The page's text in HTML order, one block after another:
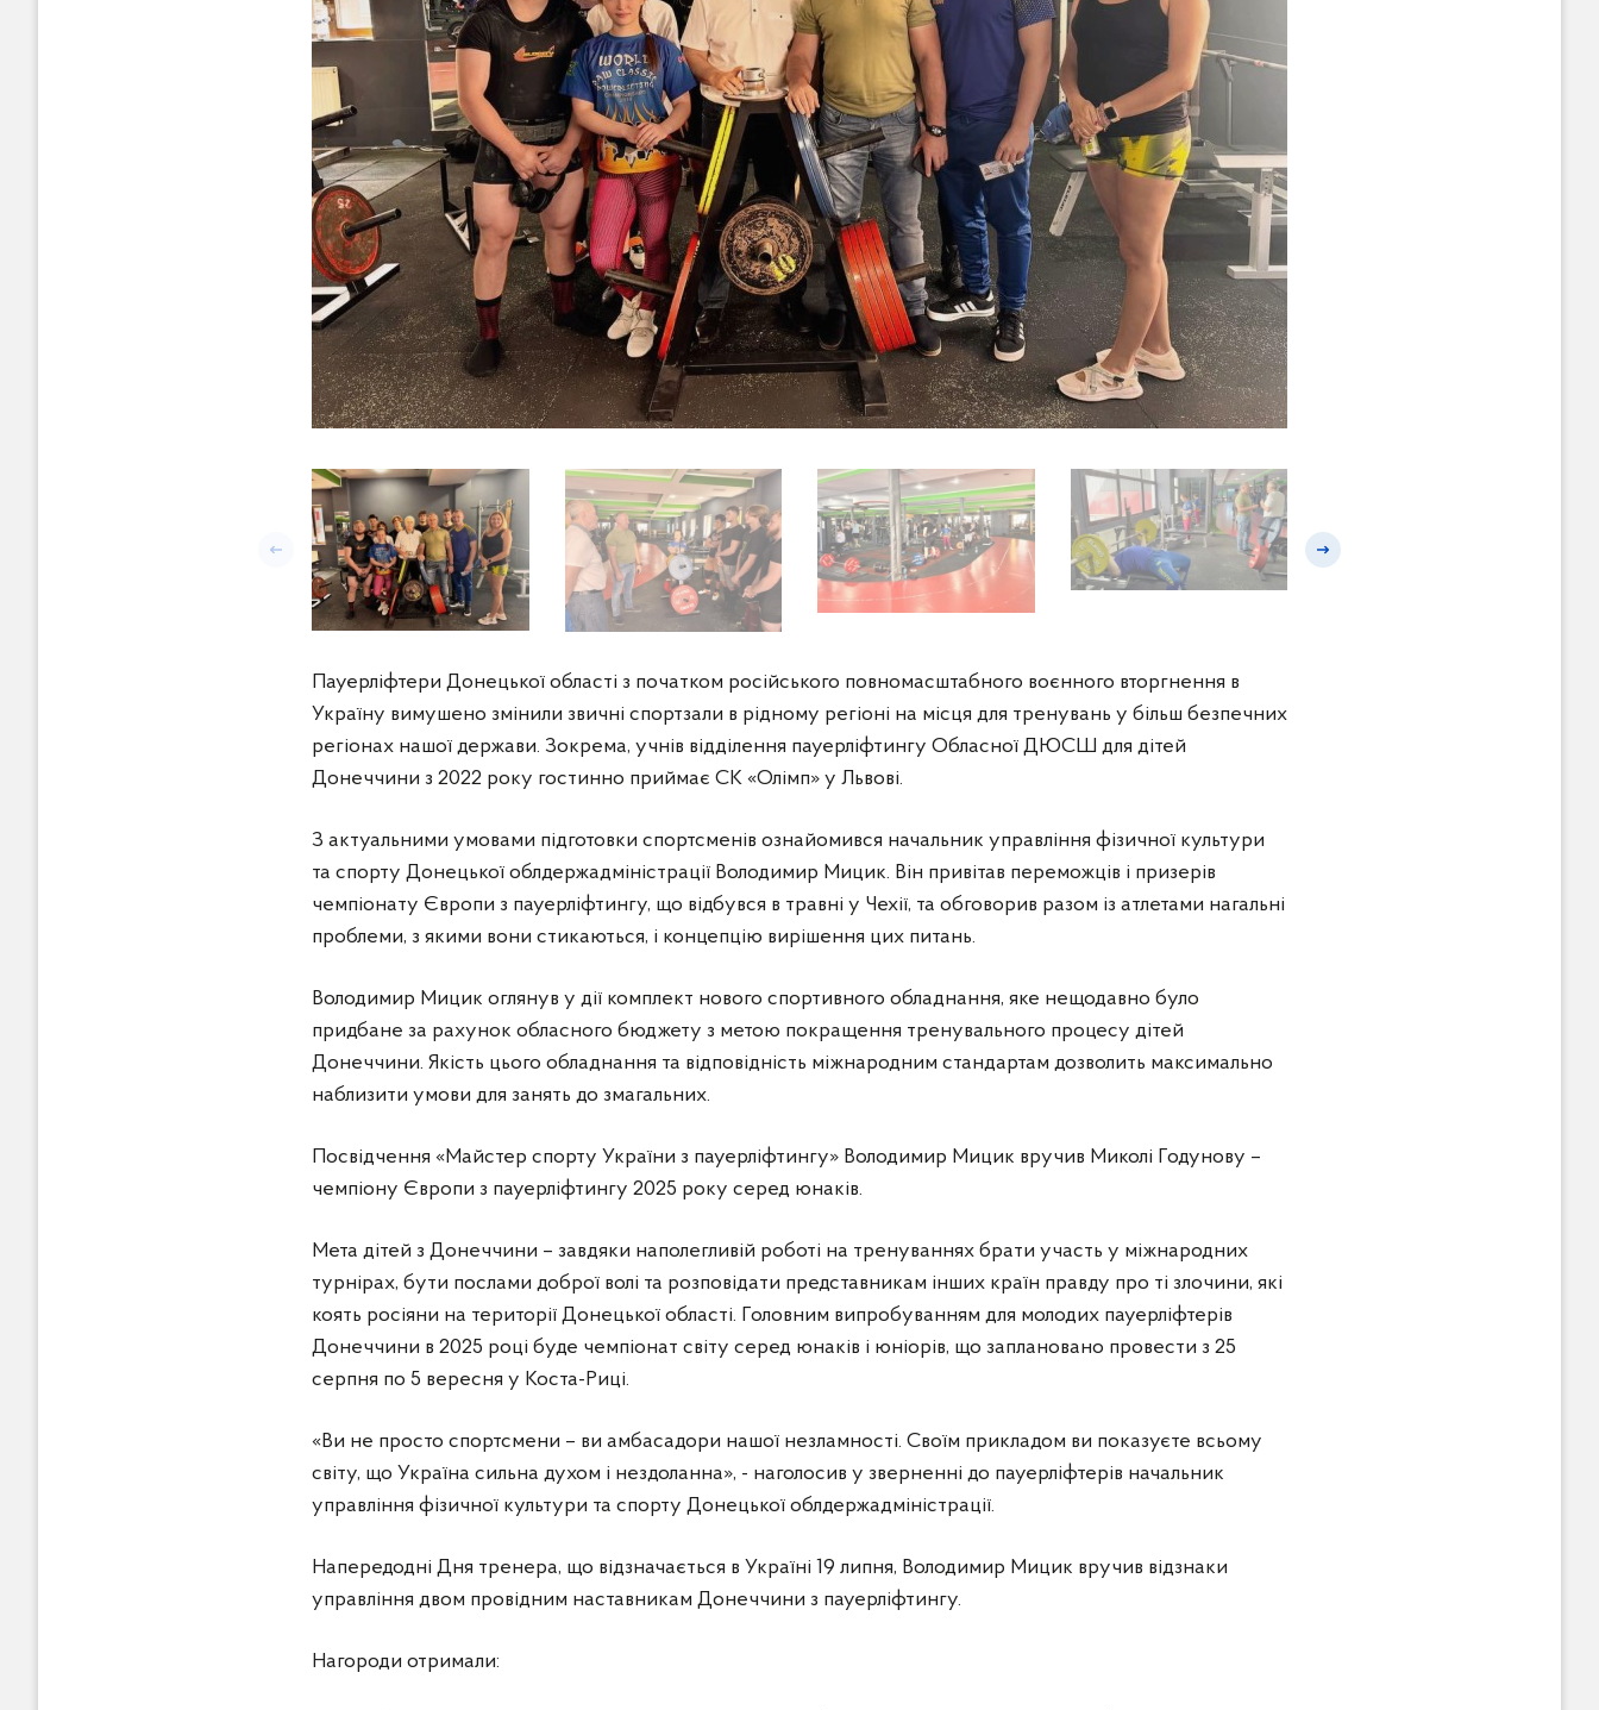
Попередній слайд Наступний слайд
Спільне фото спортсменів з пауерліфтингу та Володимира Мицика у тренажерному залі.
Пауерліфтери Донецької області з початком російського повномасштабного воєнного вторгнення в
Україну вимушено змінили звичні спортзали в рідному регіоні на місця для тренувань у більш безпечних
регіонах нашої держави. Зокрема, учнів відділення пауерліфтингу Обласної ДЮСШ для дітей
Донеччини з 2022 року гостинно приймає СК «Олімп» у Львові.
З актуальними умовами підготовки спортсменів ознайомився начальник управління фізичної культури
та спорту Донецької облдержадміністрації Володимир Мицик. Він привітав переможців і призерів
чемпіонату Європи з пауерліфтингу, що відбувся в травні у Чехії, та обговорив разом із атлетами нагальні
проблеми, з якими вони стикаються, і концепцію вирішення цих питань.
Володимир Мицик оглянув у дії комплект нового спортивного обладнання, яке нещодавно було
придбане за рахунок обласного бюджету з метою покращення тренувального процесу дітей
Донеччини. Якість цього обладнання та відповідність міжнародним стандартам дозволить максимально
наблизити умови для занять до змагальних.
Посвідчення «Майстер спорту України з пауерліфтингу» Володимир Мицик вручив Миколі Годунову –
чемпіону Європи з пауерліфтингу 2025 року серед юнаків.
Мета дітей з Донеччини – завдяки наполегливій роботі на тренуваннях брати участь у міжнародних
турнірах, бути послами доброї волі та розповідати представникам інших країн правду про ті злочини, які
коять росіяни на території Донецької області. Головним випробуванням для молодих пауерліфтерів
Донеччини в 2025 році буде чемпіонат світу серед юнаків і юніорів, що заплановано провести з 25
серпня по 5 вересня у Коста-Риці.
«Ви не просто спортсмени – ви амбасадори нашої незламності. Своїм прикладом ви показуєте всьому
світу, що Україна сильна духом і нездоланна», - наголосив у зверненні до пауерліфтерів начальник
управління фізичної культури та спорту Донецької облдержадміністрації.
Напередодні Дня тренера, що відзначається в Україні 19 липня, Володимир Мицик вручив відзнаки
управління двом провідним наставникам Донеччини з пауерліфтингу.
Нагороди отримали: